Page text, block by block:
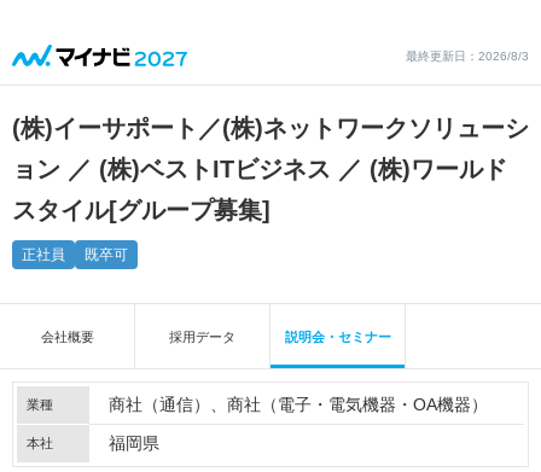
最終更新日：2026/8/3
(株)イーサポート／(株)ネットワークソリューシ
ョン ／ (株)ベストITビジネス ／ (株)ワールド
スタイル[グループ募集]
正社員 既卒可
会社概要 採用データ 説明会・セミナー
業種 商社（通信） 商社（電子・電気機器・OA機器）
本社 福岡県